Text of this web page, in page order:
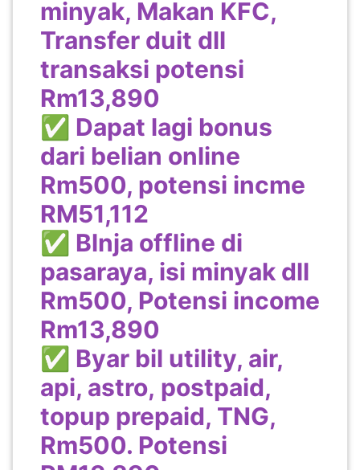
minyak, Makan KFC,
Transfer duit dll
transaksi potensi
Rm13,890
✅ Dapat lagi bonus
dari belian online
Rm500, potensi incme
RM51,112
✅ Blnja offline di
pasaraya, isi minyak dll
Rm500, Potensi income
Rm13,890
✅ Byar bil utility, air,
api, astro, postpaid,
topup prepaid, TNG,
Rm500. Potensi
SABAH(0)
JOHOR(8)
MELAKA(53)
PENANG(2)
PERLIS(6)
KUALA
LUMPUR(16)
PUTRAJAYA(9)